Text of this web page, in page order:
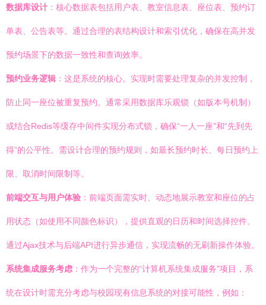
数据库设计 ：核心数据表包括用户表、教室信息表、座位表、预约订
单表、公告表等。通过合理的表结构设计和索引优化，确保在高并发
预约场景下的数据一致性和查询效率。
预约业务逻辑 ：这是系统的核心。实现时需要处理复杂的并发控制，
防止同一座位被重复预约。通常采用数据库乐观锁（如版本号机制）
或结合Redis等缓存中间件实现分布式锁，确保“一人一座”和“先到先
得”的公平性。需设计合理的预约规则，如最长预约时长、每日预约上
限、取消时间限制等。
前端交互与用户体验 ：前端页面需实时、动态地展示教室和座位的占
用状态（如使用不同颜色标识），提供直观的日历和时间选择控件。
通过Ajax技术与后端API进行异步通信，实现流畅的无刷新操作体验。
系统集成服务考虑 ：作为一个完整的“计算机系统集成服务”项目，系
统在设计时需充分考虑与校园现有信息系统的对接可能性，例如：